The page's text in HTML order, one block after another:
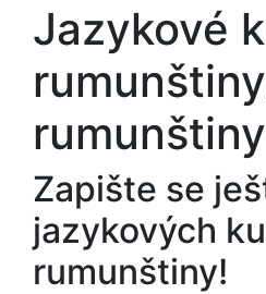
Jazykové
Zapište se
jazykových
rumunštiny!